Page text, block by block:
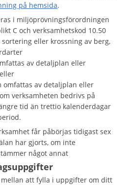
på hemsida.
i miljöprövningsförordningen
C och verksamhetskod 10.50
eller krossning av berg,
av detaljplan eller
omfattas av detaljplan eller
verksamheten bedrivs på
tid än trettio kalenderdagar
får påbörjas tidigast sex
har gjorts, om inte
något annat
att fylla i uppgifter om ditt